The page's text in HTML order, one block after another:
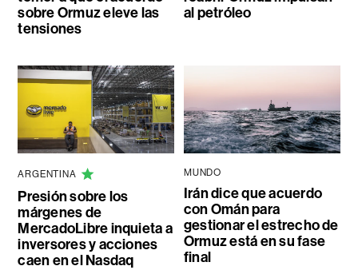
sobre Ormuz eleve las
tensiones
al petróleo
ARGENTINA
Presión sobre los
márgenes de
MercadoLibre inquieta a
inversores y acciones
caen en el Nasdaq
MUNDO
Irán dice que acuerdo
con Omán para
gestionar el estrecho de
Ormuz está en su fase
final